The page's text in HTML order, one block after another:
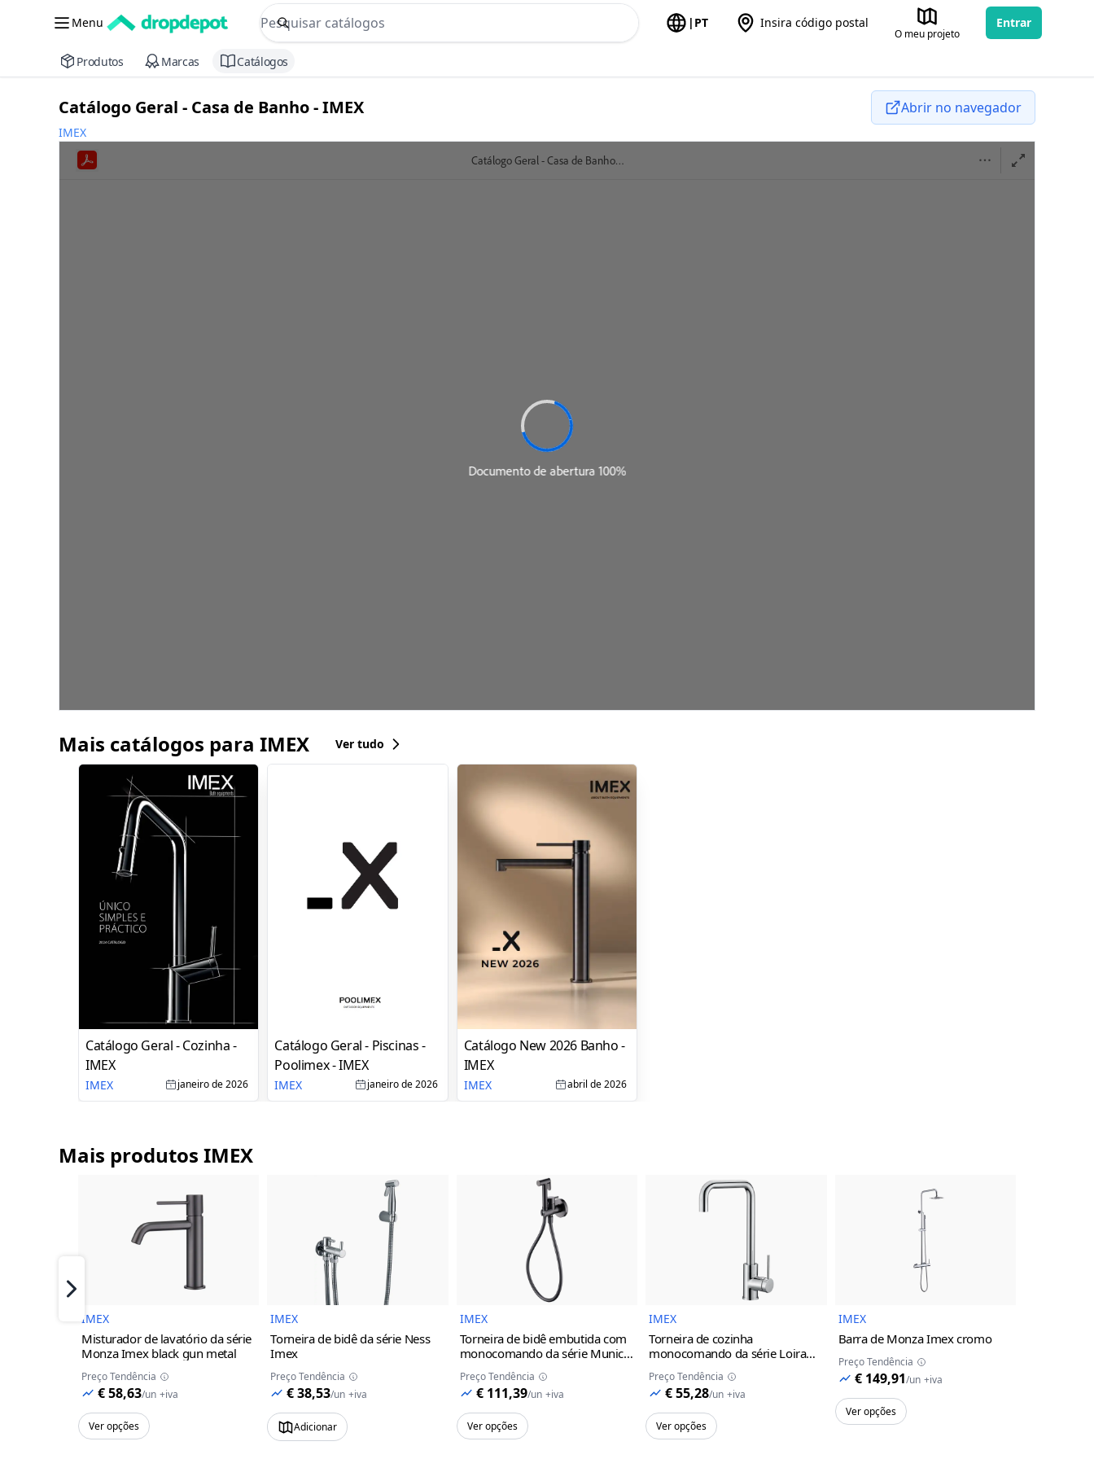
Menu
commerce search no header
Procurar
| PT Insira código postal
O meu projeto
Entrar
Produtos Marcas Catálogos
Catálogo Geral - Casa de Banho - IMEX Abrir no navegador
IMEX
Mais catálogos para IMEX Ver tudo
Catálogo Geral - Cozinha -
IMEX
IMEX janeiro de 2026
Catálogo Geral - Piscinas -
Poolimex - IMEX
IMEX janeiro de 2026
Catálogo New 2026 Banho -
IMEX
IMEX abril de 2026
Mais produtos IMEX
IMEX
Misturador de lavatório da série
Monza Imex black gun metal
Preço Tendência
€ 58,63/un +iva
Ver opções
Imagem do Produto
IMEX
Torneira de bidê da série Ness
Imex
Preço Tendência
€ 38,53/un +iva
Adicionar
Imagem do Produto
IMEX
Torneira de bidê embutida com
monocomando da série Munich
black gun metal
Preço Tendência
€ 111,39/un +iva
Ver opções
Imagem do Produto
IMEX
Torneira de cozinha
monocomando da série Loira
cinza/champanhe
Preço Tendência
€ 55,28/un +iva
Ver opções
Imagem do Produto
IMEX
Barra de Monza Imexcromo
Preço Tendência
€ 149,91/un +iva
Ver opções
Próximo